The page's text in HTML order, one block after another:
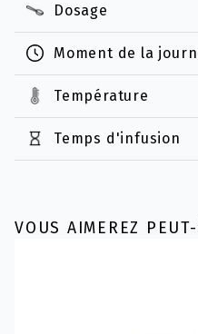
Dosage
Moment de la
Température
Temps d'infusion
VOUS AIMEREZ